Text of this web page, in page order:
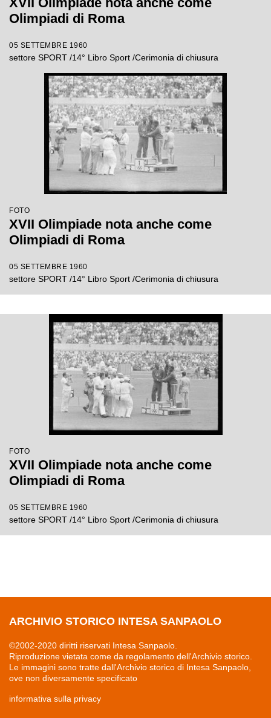
Olimpiadi di Roma
05 SETTEMBRE 1960
settore SPORT /14° Libro Sport /Cerimonia di chiusura
FOTO
XVII Olimpiade nota anche come
Olimpiadi di Roma
05 SETTEMBRE 1960
settore SPORT /14° Libro Sport /Cerimonia di chiusura
FOTO
XVII Olimpiade nota anche come
Olimpiadi di Roma
05 SETTEMBRE 1960
settore SPORT /14° Libro Sport /Cerimonia di chiusura
ARCHIVIO STORICO INTESA SANPAOLO
©2002-2020 diritti riservati Intesa Sanpaolo.
Riproduzione vietata come da regolamento dell'Archivio storico.
Le immagini sono tratte dall'Archivio storico di Intesa Sanpaolo,
ove non diversamente specificato
informativa sulla privacy